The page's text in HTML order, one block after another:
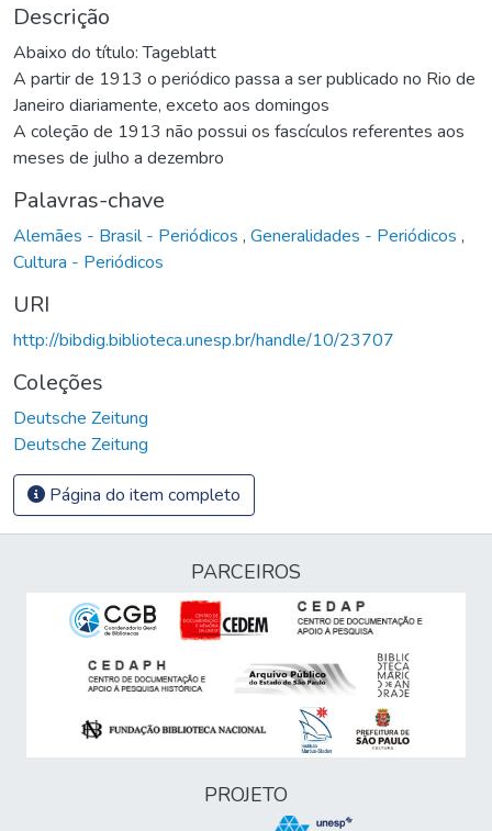
Descrição
Abaixo do título: Tageblatt
A partir de 1913 o periódico passa a ser publicado no Rio de
Janeiro diariamente, exceto aos domingos
A coleção de 1913 não possui os fascículos referentes aos
meses de julho a dezembro
Palavras-chave
Alemães - Brasil - Periódicos , Generalidades - Periódicos ,
Cultura - Periódicos
URI
http://bibdig.biblioteca.unesp.br/handle/10/23707
Coleções
Deutsche Zeitung
Deutsche Zeitung
Página do item completo
PARCEIROS
PROJETO